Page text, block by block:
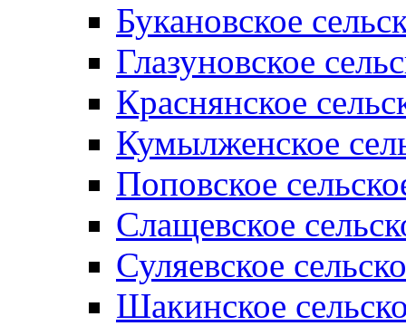
Букановское
Глазуновское
Краснянское
Кумылженское
Поповское
Слащевское
Суляевское
Шакинское